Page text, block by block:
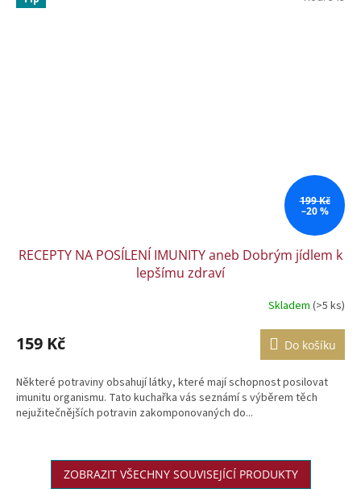
199 Kč
–20 %
RECEPTY NA POSÍLENÍ IMUNITY aneb Dobrým jídlem k
lepšímu zdraví
Skladem (>5 ks)
159 Kč Do košíku
Některé potraviny obsahují látky, které mají schopnost posilovat
imunitu organismu. Tato kuchařka vás seznámí s výběrem těch
nejužitečnějších potravin zakomponovaných do...
ZOBRAZIT VŠECHNY SOUVISEJÍCÍ PRODUKTY